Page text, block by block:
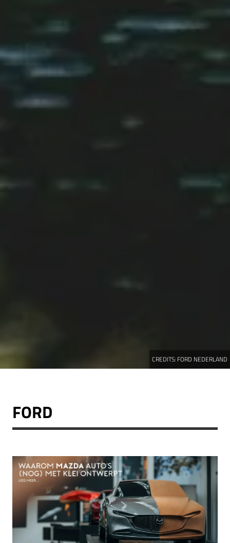
CREDITS: FORD NEDERLAND
FORD